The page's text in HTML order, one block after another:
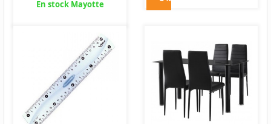
En stock Mayotte